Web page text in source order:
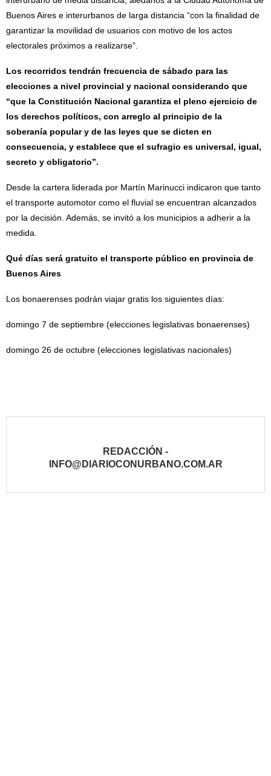
Buenos Aires e interurbanos de larga distancia “con la finalidad de
garantizar la movilidad de usuarios con motivo de los actos
electorales próximos a realizarse”.
Los recorridos tendrán frecuencia de sábado para las
elecciones a nivel provincial y nacional considerando que
“que la Constitución Nacional garantiza el pleno ejercicio de
los derechos políticos, con arreglo al principio de la
soberanía popular y de las leyes que se dicten en
consecuencia, y establece que el sufragio es universal, igual,
secreto y obligatorio”.
Desde la cartera liderada por Martín Marinucci indicaron que tanto
el transporte automotor como el fluvial se encuentran alcanzados
por la decisión. Además, se invitó a los municipios a adherir a la
medida.
Qué días será gratuito el transporte público en provincia de
Buenos Aires
Los bonaerenses podrán viajar gratis los siguientes días:
domingo 7 de septiembre (elecciones legislativas bonaerenses)
domingo 26 de octubre (elecciones legislativas nacionales)
REDACCIÓN -
INFO@DIARIOCONURBANO.COM.AR